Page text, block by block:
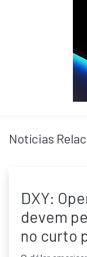
Notícias
DXY:
devem
no curto